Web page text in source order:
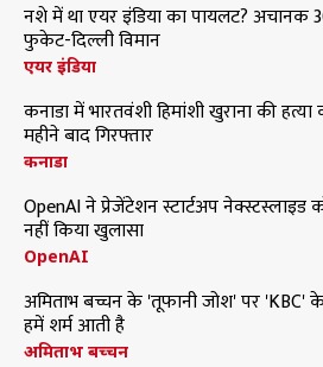
नशे में था एयर इंडिया का पायलट? अचानक
फुकेट-दिल्ली विमान
एयर इंडिया
कनाडा में भारतवंशी हिमांशी खुराना की
महीने बाद गिरफ्तार
कनाडा
OpenAI ने प्रेजेंटेशन स्टार्टअप नेक्स्टस्लाइड
नहीं किया खुलासा
OpenAI
अमिताभ बच्चन के 'तूफानी जोश' पर 'KBC'
हमें शर्म आती है
अमिताभ बच्चन